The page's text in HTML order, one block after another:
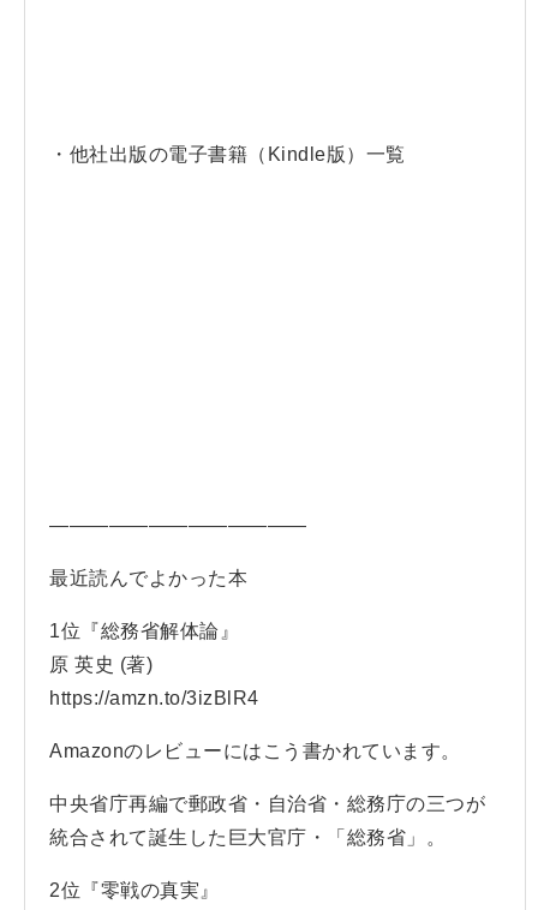
・他社出版の電子書籍（Kindle版）一覧
—————————————
最近読んでよかった本
1位『総務省解体論』
原 英史 (著)
https://amzn.to/3izBlR4
Amazonのレビューにはこう書かれています。
中央省庁再編で郵政省・自治省・総務庁の三つが
統合されて誕生した巨大官庁・「総務省」。
2位『零戦の真実』